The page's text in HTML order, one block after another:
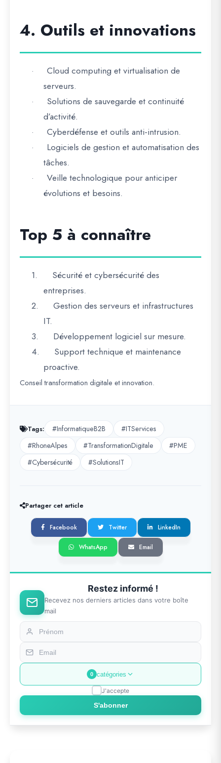
4. Outils et innovations
·
Cloud computing et virtualisation de
serveurs.
·
Solutions de sauvegarde et continuité
d’activité.
· Cyberdéfense et outils anti-intrusion.
·
Logiciels de gestion et automatisation des
tâches.
·
Veille technologique pour anticiper
évolutions et besoins.
Top 5 à connaître
1.
Sécurité et cybersécurité des
entreprises.
2.
Gestion des serveurs et infrastructures
IT.
3.
Développement logiciel sur mesure.
4.
Support technique et maintenance
proactive.
Conseil transformation digitale et innovation.
Tags: #InformatiqueB2B
#ITServices
#RhoneAlpes
#TransformationDigitale
#PME
#Cybersécurité
#SolutionsIT
Partager cet article
Facebook Twitter LinkedIn
WhatsApp Email
Restez informé !
Recevez nos derniers articles dans votre boîte
mail
0 catégories
J'accepte
S'abonner